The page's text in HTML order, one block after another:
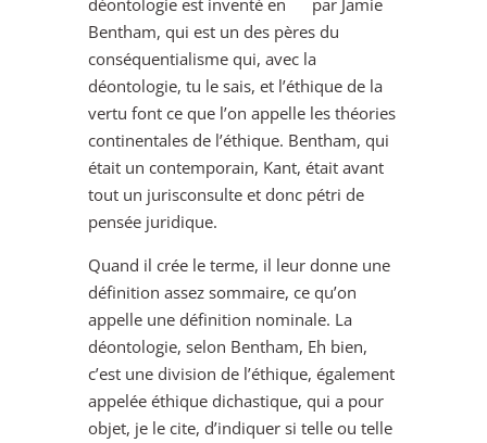
déontologie est inventé en par Jamie
Bentham, qui est un des pères du
conséquentialisme qui, avec la
déontologie, tu le sais, et l’éthique de la
vertu font ce que l’on appelle les théories
continentales de l’éthique. Bentham, qui
était un contemporain, Kant, était avant
tout un jurisconsulte et donc pétri de
pensée juridique.
Quand il crée le terme, il leur donne une
définition assez sommaire, ce qu’on
appelle une définition nominale. La
déontologie, selon Bentham, Eh bien,
c’est une division de l’éthique, également
appelée éthique dichastique, qui a pour
objet, je le cite, d’indiquer si telle ou telle